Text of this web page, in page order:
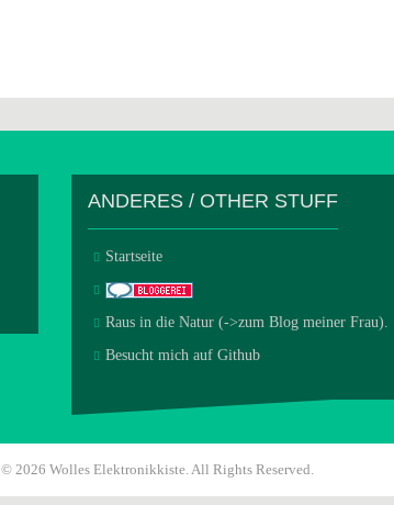
ANDERES / OTHER STUFF
Startseite
Raus in die Natur (->zum Blog meiner Frau).
Besucht mich auf Github
© 2026 Wolles Elektronikkiste. All Rights Reserved.